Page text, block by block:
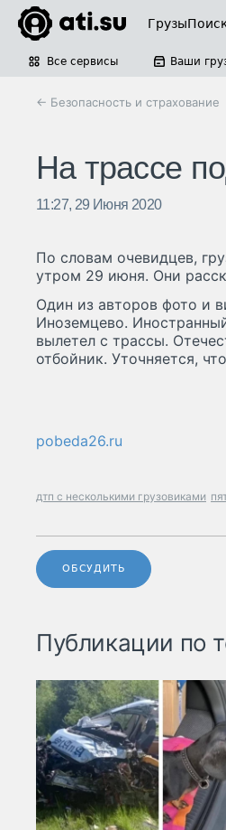
Грузы
Все сервисы Ваши
← Безопасность и страхование
На трассе
11:27, 29 Июня 2020
По словам очевидцев,
утром 29 июня. Они
Один из авторов фото и
Иноземцево.
вылетел с трассы.
отбойник. Уточняется,
pobeda26.ru
дтп с несколькими грузовиками
ОБСУДИТЬ
Публикации по